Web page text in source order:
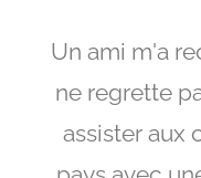
Un ami m'a
ne regrette
assister aux